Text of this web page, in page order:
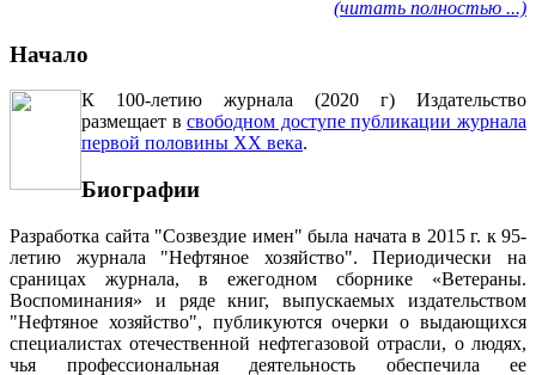
(читать полностью ...)
Начало
К 100-летию журнала (2020 г) Издательство
размещает всвободном доступе публикации журнала
первой половины ХХ века.
Биографии
Разработка сайта "Созвездие имен" была начата в 2015 г. к 95-
летию журнала "Нефтяное хозяйство". Периодически на
сраницах журнала, в ежегодном сборнике «Ветераны.
Воспоминания» и ряде книг, выпускаемых издательством
"Нефтяное хозяйство", публикуются очерки о выдающихся
специалистах отечественной нефтегазовой отрасли, о людях,
чья профессиональная деятельность обеспечила ее